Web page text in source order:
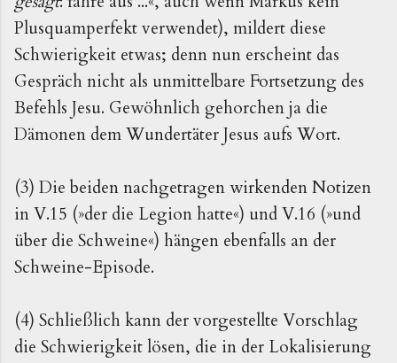
Plusquamperfekt verwendet), mildert diese
Schwierigkeit etwas; denn nun erscheint das
Gespräch nicht als unmittelbare Fortsetzung des
Befehls Jesu. Gewöhnlich gehorchen ja die
Dämonen dem Wundertäter Jesus aufs Wort.
(3) Die beiden nachgetragen wirkenden Notizen
in V.15 (»der die Legion hatte«) und V.16 (»und
über die Schweine«) hängen ebenfalls an der
Schweine-Episode.
(4) Schließlich kann der vorgestellte Vorschlag
die Schwierigkeit lösen, die in der Lokalisierung